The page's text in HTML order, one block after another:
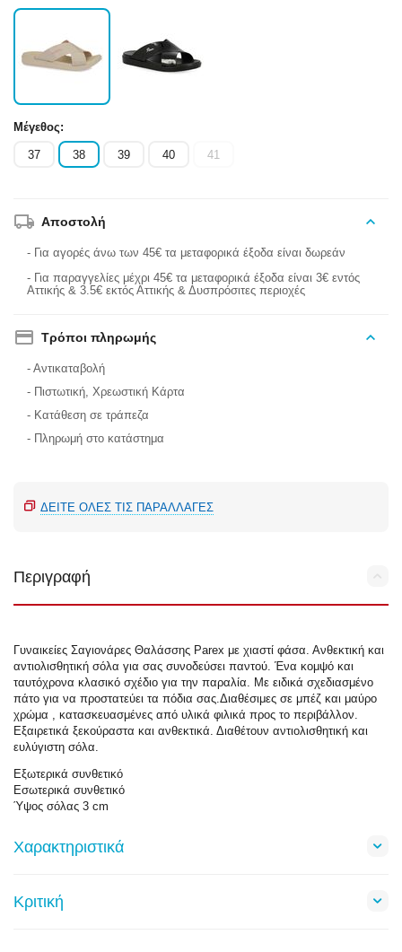
Μέγεθος:
37 38 39 40 41
Αποστολή
- Για αγορές άνω των 45€ τα μεταφορικά έξοδα είναι δωρεάν
- Για παραγγελίες μέχρι 45€ τα μεταφορικά έξοδα είναι 3€ εντός
Αττικής & 3.5€ εκτός Αττικής & Δυσπρόσιτες περιοχές
Τρόποι πληρωμής
- Αντικαταβολή
- Πιστωτική, Χρεωστική Κάρτα
- Κατάθεση σε τράπεζα
- Πληρωμή στο κατάστημα
ΔΕΊΤΕ ΌΛΕΣ ΤΙΣ ΠΑΡΑΛΛΑΓΈΣ
Περιγραφή
Γυναικείες Σαγιονάρες Θαλάσσης Parex με χιαστί φάσα. Ανθεκτική και
αντιολισθητική σόλα για σας συνοδεύσει παντού. Ένα κομψό και
ταυτόχρονα κλασικό σχέδιο για την παραλία. Με ειδικά σχεδιασμένο
πάτο για να προστατεύει τα πόδια σας.Διαθέσιμες σε μπέζ και μαύρο
χρώμα , κατασκευασμένες από υλικά φιλικά προς το περιβάλλον.
Εξαιρετικά ξεκούραστα και ανθεκτικά. Διαθέτουν αντιολισθητική και
ευλύγιστη σόλα.
Εξωτερικά συνθετικό
Εσωτερικά συνθετικό
Ύψος σόλας 3 cm
Χαρακτηριστικά
Κριτική